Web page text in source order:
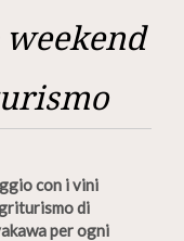
con i vini
di
per ogni